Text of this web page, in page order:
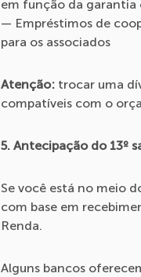
em função da garantia
— Empréstimos de
para os associados
Atenção: trocar uma
compatíveis com o
5. Antecipação do 13º
Se você está no meio
com base em
Renda.
Alguns bancos